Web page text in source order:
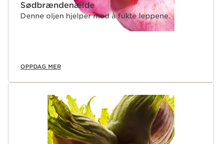
Sødbrændenælde
Denne oljen hjelper med å fukte leppene.
OPPDAG MER